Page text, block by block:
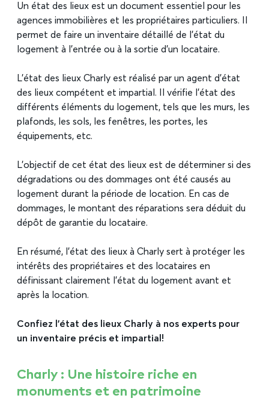
Un état des lieux est un document essentiel pour les
agences immobilières et les propriétaires particuliers. Il
permet de faire un inventaire détaillé de l’état du
logement à l’entrée ou à la sortie d’un locataire.
L’état des lieux Charly est réalisé par un agent d’état
des lieux compétent et impartial. Il vérifie l’état des
différents éléments du logement, tels que les murs, les
plafonds, les sols, les fenêtres, les portes, les
équipements, etc.
L’objectif de cet état des lieux est de déterminer si des
dégradations ou des dommages ont été causés au
logement durant la période de location. En cas de
dommages, le montant des réparations sera déduit du
dépôt de garantie du locataire.
En résumé, l’état des lieux à Charly sert à protéger les
intérêts des propriétaires et des locataires en
définissant clairement l’état du logement avant et
après la location.
Confiez l’état des lieux Charly à nos experts pour
un inventaire précis et impartial!
Charly : Une histoire riche en
monuments et en patrimoine